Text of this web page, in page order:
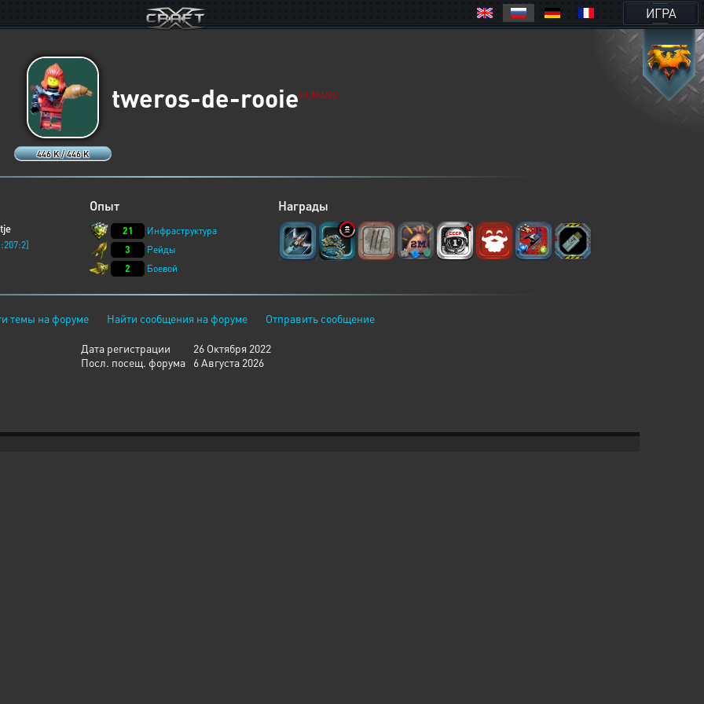
ИГРА
446 K / 446 K
tweros-de-rooie HUMANS
Опыт
21
Инфраструктура
3
Рейды
2
Боевой
Награды
темы на форуме Найти сообщения на форуме Отправить сообщение
Дата регистрации
26 Октября 2022
Посл. посещ. форума
6 Августа 2026